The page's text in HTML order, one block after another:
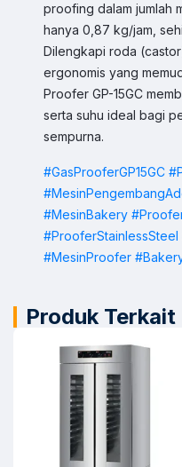
proofing dalam jumlah
hanya 0,87 kg/jam,
Dilengkapi roda
ergonomis yang
Proofer GP-15GC
serta suhu ideal bagi
sempurna.
#GasProoferGP15GC
#MesinBakery
#ProoferStainlessSteel
#MesinProofer
Produk Terkait
Sales & Support
Pilih Kontak
Respon cepat untuk
Sales
Hilmi
Jam Operasional
Sales
Sofie
Jam Operasional 08.00–17.00
Admin
Jam Operasional 08.00–17.00